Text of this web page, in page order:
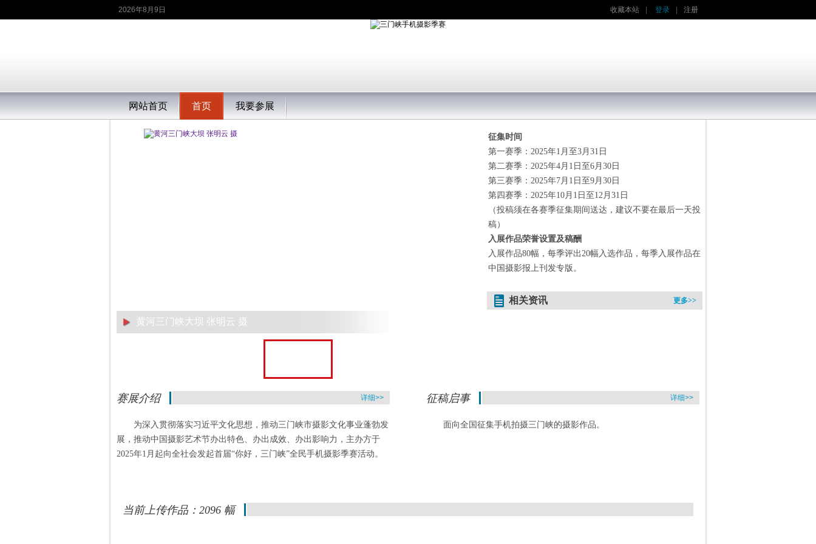
2026年8月9日 收藏本站 登录 注册
网站首页 首页 我要参展
黄河三门峡大坝 张明云 摄
征集时间
第一赛季：2025年1月至3月31日
第二赛季：2025年4月1日至6月30日
第三赛季：2025年7月1日至9月30日
第四赛季：2025年10月1日至12月31日
（投稿须在各赛季征集期间送达，建议不要在最后一天投
稿）
入展作品荣誉设置及稿酬
入展作品80幅，每季评出20幅入选作品，每季入展作品在
中国摄影报上刊发专版。
相关资讯 更多>>
赛展介绍 详细>>
为深入贯彻落实习近平文化思想，推动三门峡市摄影文化事业蓬勃发
展，推动中国摄影艺术节办出特色、办出成效、办出影响力，主办方于
2025年1月起向全社会发起首届“你好，三门峡”全民手机摄影季赛活动。
征稿启事 详细>>
面向全国征集手机拍摄三门峡的摄影作品。
当前上传作品：2096 幅